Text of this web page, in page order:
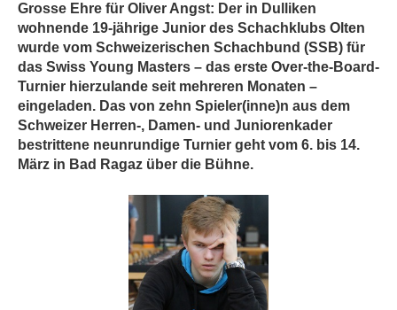
Grosse Ehre für Oliver Angst: Der in Dulliken
wohnende 19-jährige Junior des Schachklubs Olten
wurde vom Schweizerischen Schachbund (SSB) für
das Swiss Young Masters – das erste Over-the-Board-
Turnier hierzulande seit mehreren Monaten –
eingeladen. Das von zehn Spieler(inne)n aus dem
Schweizer Herren-, Damen- und Juniorenkader
bestrittene neunrundige Turnier geht vom 6. bis 14.
März in Bad Ragaz über die Bühne.